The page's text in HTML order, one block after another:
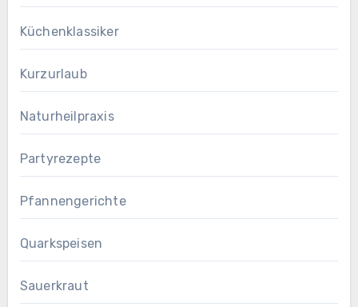
Küchenklassiker
Kurzurlaub
Naturheilpraxis
Partyrezepte
Pfannengerichte
Quarkspeisen
Sauerkraut